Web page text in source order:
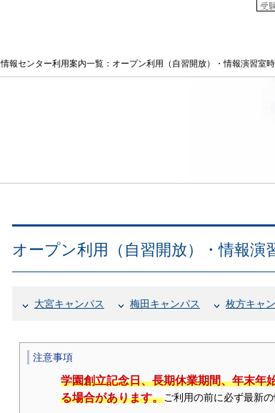
受
情報センター利用案内一覧：オープン利用（自習開放）・情報演習室
オープン利用（自習開放）・情報演
大宮キャンパス 梅田キャンパス 枚方キャ
注意事項
学園創立記念日、長期休業期間、年末年
る場合があります。ご利用の前に必ず最新